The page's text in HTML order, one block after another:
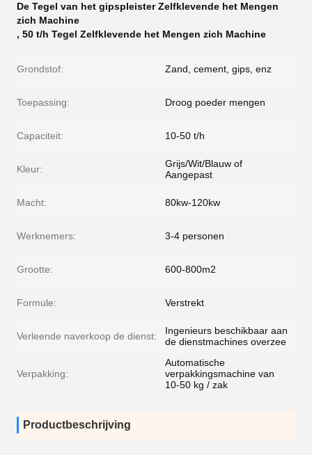
De Tegel van het gipspleister Zelfklevende het Mengen
zich Machine
, 50 t/h Tegel Zelfklevende het Mengen zich Machine
Grondstof: Zand, cement, gips, enz
Toepassing: Droog poeder mengen
Capaciteit: 10-50 t/h
Kleur:
Grijs/Wit/Blauw of
Aangepast
Macht: 80kw-120kw
Werknemers: 3-4 personen
Grootte: 600-800m2
Formule: Verstrekt
Verleende naverkoop de dienst:
Ingenieurs beschikbaar aan
de dienstmachines overzee
Verpakking:
Automatische
verpakkingsmachine van
10-50 kg / zak
Productbeschrijving